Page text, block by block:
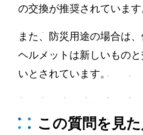
の交換が推奨されていま
また、防災用途の場合は
ヘルメットは新しいもの
いとされています。
この質問を見